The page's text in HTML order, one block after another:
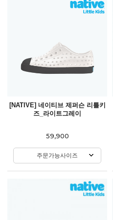
[NATIVE] 네이티브 제퍼슨 리틀키
즈_라이트그레이
59,900
주문가능사이즈